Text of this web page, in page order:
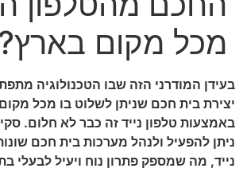
מכל מקום
בעידן המודרני הזה שבו הטכנולוגיה
יצירת בית חכם שניתן לשלוט בו מכל
באמצעות טלפון נייד זה כבר לא חלום.
ניתן להפעיל ולנהל מערכות בית חכם
נייד, מה שמספק פתרון נוח ויעיל לבעלי